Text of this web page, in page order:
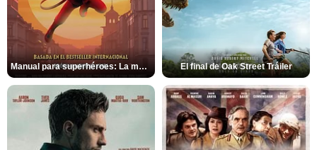
Manual para superhéroes: La máscara roja Tráiler El final de Oak Street Tráiler